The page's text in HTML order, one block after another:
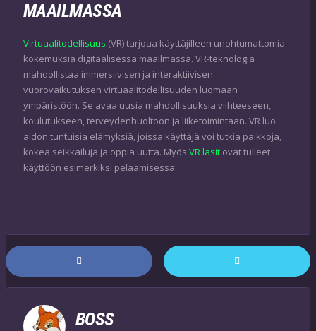
MAAILMASSA
Virtuaalitodellisuus (VR) tarjoaa käyttäjilleen unohtumattomia
kokemuksia digitaalisessa maailmassa. VR-teknologia
mahdollistaa immersiivisen ja interaktiivisen
vuorovaikutuksen virtuaalitodellisuuden luomaan
ympäristöön. Se avaa uusia mahdollisuuksia viihteeseen,
koulutukseen, terveydenhuoltoon ja liiketoimintaan. VR luo
aidon tuntuisia elämyksiä, joissa käyttäjä voi tutkia paikkoja,
kokea seikkailuja ja oppia uutta. Myös VR lasit ovat tulleet
käyttöön esimerkiksi pelaamisessa.
BOSS